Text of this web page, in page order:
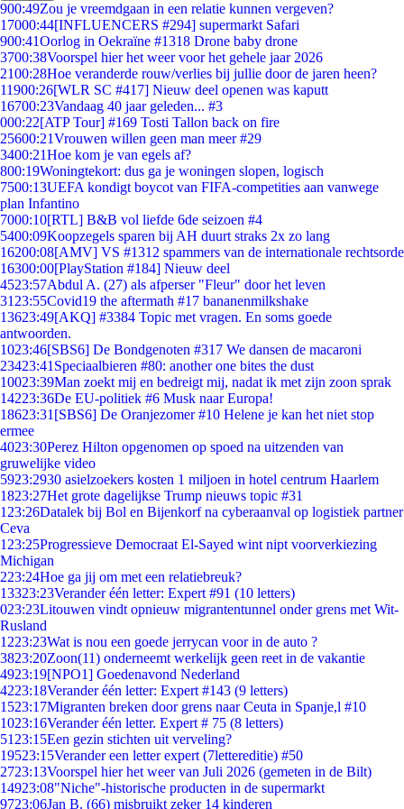
900:49Zou je vreemdgaan in een relatie kunnen vergeven?
17000:44[INFLUENCERS #294] supermarkt Safari
900:41Oorlog in Oekraïne #1318 Drone baby drone
3700:38Voorspel hier het weer voor het gehele jaar 2026
2100:28Hoe veranderde rouw/verlies bij jullie door de jaren heen?
11900:26[WLR SC #417] Nieuw deel openen was kaputt
16700:23Vandaag 40 jaar geleden... #3
000:22[ATP Tour] #169 Tosti Tallon back on fire
25600:21Vrouwen willen geen man meer #29
3400:21Hoe kom je van egels af?
800:19Woningtekort: dus ga je woningen slopen, logisch
7500:13UEFA kondigt boycot van FIFA-competities aan vanwege
plan Infantino
7000:10[RTL] B&B vol liefde 6de seizoen #4
5400:09Koopzegels sparen bij AH duurt straks 2x zo lang
16200:08[AMV] VS #1312 spammers van de internationale rechtsorde
16300:00[PlayStation #184] Nieuw deel
4523:57Abdul A. (27) als afperser "Fleur" door het leven
31 23:55Covid19 the aftermath #17 bananenmilkshake
13623:49[AKQ] #3384 Topic met vragen. En soms goede
antwoorden.
1023:46[SBS6] De Bondgenoten #317 We dansen de macaroni
23423:41 Speciaalbieren #80: another one bites the dust
10023:39Man zoekt mij en bedreigt mij, nadat ik met zijn zoon sprak
14223:36De EU-politiek #6 Musk naar Europa!
18623:31 [SBS6] De Oranjezomer #10 Helene je kan het niet stop
ermee
4023:30Perez Hilton opgenomen op spoed na uitzenden van
gruwelijke video
5923:2930 asielzoekers kosten 1 miljoen in hotel centrum Haarlem
1823:27Het grote dagelijkse Trump nieuws topic #31
1 23:26Datalek bij Bol en Bijenkorf na cyberaanval op logistiek partner
Ceva
1 23:25Progressieve Democraat El-Sayed wint nipt voorverkiezing
Michigan
223:24Hoe ga jij om met een relatiebreuk?
13323:23Verander één letter: Expert #91 (10 letters)
023:23Litouwen vindt opnieuw migrantentunnel onder grens met Wit-
Rusland
1223:23Wat is nou een goede jerrycan voor in de auto ?
3823:20Zoon(11) onderneemt werkelijk geen reet in de vakantie
4923:19[NPO1] Goedenavond Nederland
4223:18Verander één letter: Expert #143 (9 letters)
1523:17Migranten breken door grens naar Ceuta in Spanje,l #10
1023:16Verander één letter. Expert # 75 (8 letters)
51 23:15Een gezin stichten uit verveling?
19523:15Verander een letter expert (7lettereditie) #50
2723:13Voorspel hier het weer van Juli 2026 (gemeten in de Bilt)
14923:08"Niche"-historische producten in de supermarkt
9723:06Jan B. (66) misbruikt zeker 14 kinderen